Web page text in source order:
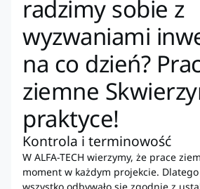
radzimy sobie z
wyzwaniami
na co dzień?
ziemne
praktyce!
Kontrola i terminowość
W ALFA-TECH wierzymy, że prace
moment w każdym projekcie.